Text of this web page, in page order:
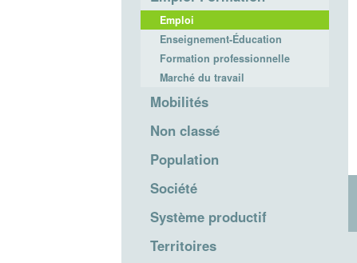
Emploi
Enseignement-Éducation
Formation professionnelle
Marché du travail
Mobilités
Non classé
Population
Société
Système productif
Territoires